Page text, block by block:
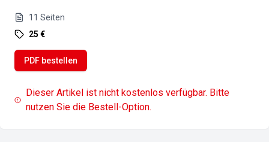
11 Seiten
25 €
PDF bestellen
Dieser Artikel ist nicht kostenlos verfügbar. Bitte
nutzen Sie die Bestell-Option.